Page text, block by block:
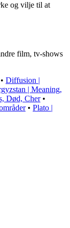
og vilje til at
film, tv-shows
• Diffusion |
| Meaning,
Død, Cher•
• Plato |